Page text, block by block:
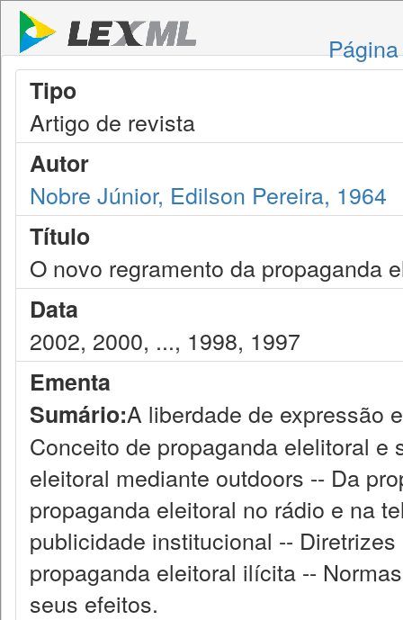
Tipo
Artigo de revista
Autor
Nobre Júnior, Edilson Pereira, 1964
Título
O novo regramento da propaganda
Data
2002, 2000, ..., 1998, 1997
Ementa
Sumário:A liberdade de expressão
Conceito de propaganda elelitoral
eleitoral mediante outdoors -- Da
propaganda eleitoral no rádio e na
publicidade institucional --
propaganda eleitoral ilícita --
seus efeitos.